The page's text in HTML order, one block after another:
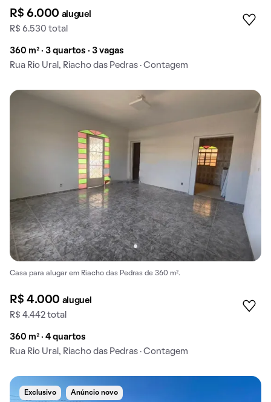
R$ 6.000 aluguel
R$ 6.530 total
360 m² · 3 quartos · 3 vagas
Rua Rio Ural, Riacho das Pedras · Contagem
Casa para alugar em Riacho das Pedras de 360 m².
R$ 4.000 aluguel
R$ 4.442 total
360 m² · 4 quartos
Rua Rio Ural, Riacho das Pedras · Contagem
Exclusivo Anúncio novo